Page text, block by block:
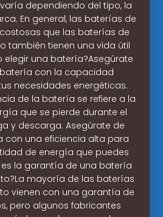
dependiendo del tipo, la
En general, las baterías de
que las baterías de
también tienen una vida útil
elegir una batería?Asegúrate
con la capacidad
necesidades energéticas.
de la batería se refiere a la
que se pierde durante el
y descarga. Asegúrate de
con una eficiencia alta para
de energía que puedes
la garantía de una batería
mayoría de las baterías
vienen con una garantía de
pero algunos fabricantes